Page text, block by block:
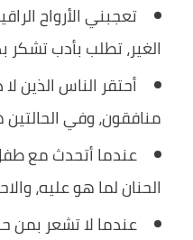
تعجبني الأرواح
الغير، تطلب بأدب
أحتقر الناس الذين
منافقون، وفي
عندما أتحدث مع
الحنان لما هو عليه،
عندما لا تشعر